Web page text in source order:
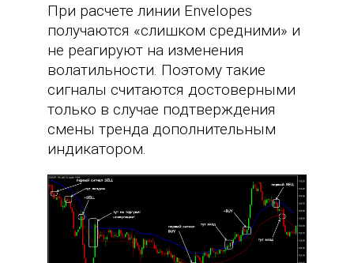
При расчете линии Envelopes
получаются «слишком средними» и
не реагируют на изменения
волатильности. Поэтому такие
сигналы считаются достоверными
только в случае подтверждения
смены тренда дополнительным
индикатором.